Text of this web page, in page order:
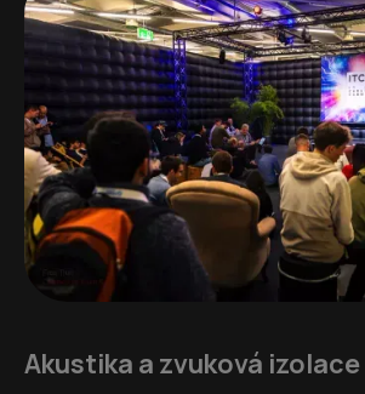
Akustika a zvuková izolace